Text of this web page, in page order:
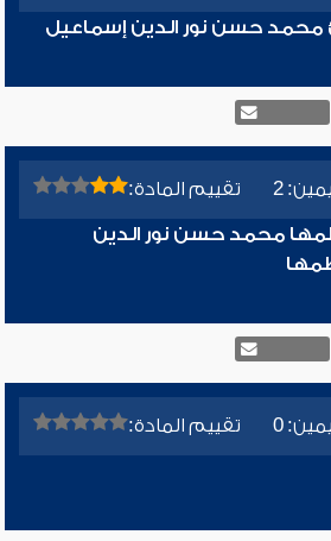
محمد حسن نور الدين إسماعيل
2 تقييم المادة:
محمد حسن نور الدين
0 تقييم المادة: